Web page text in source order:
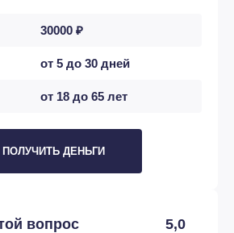
30000 ₽
от 5 до 30 дней
от 18 до 65 лет
ПОЛУЧИТЬ ДЕНЬГИ
вопрос 5,0